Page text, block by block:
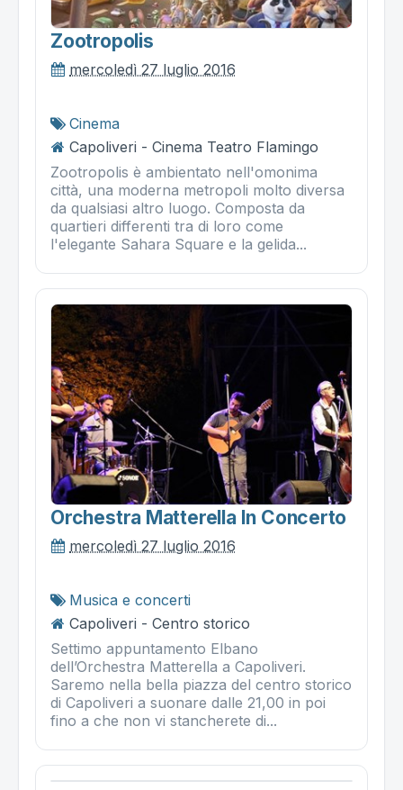
Zootropolis
mercoledì 27 luglio 2016
Cinema
Capoliveri - Cinema Teatro Flamingo
Zootropolis è ambientato nell'omonima
città, una moderna metropoli molto diversa
da qualsiasi altro luogo. Composta da
quartieri differenti tra di loro come
l'elegante Sahara Square e la gelida...
Orchestra Matterella In Concerto
mercoledì 27 luglio 2016
Musica e concerti
Capoliveri - Centro storico
Settimo appuntamento Elbano
dell’Orchestra Matterella a Capoliveri.
Saremo nella bella piazza del centro storico
di Capoliveri a suonare dalle 21,00 in poi
fino a che non vi stancherete di...